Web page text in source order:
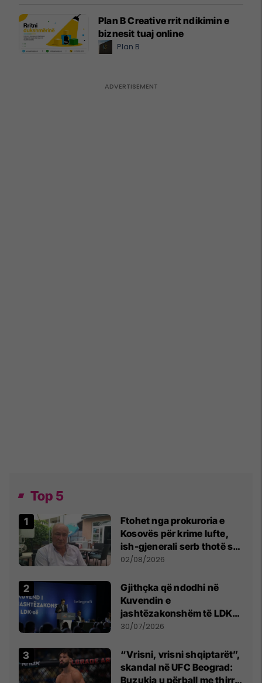
Plan B Creative rrit ndikimin e
biznesit tuaj online
Plan B
Top 5
Ftohet nga prokuroria e
Kosovës për krime lufte,
ish-gjenerali serb thotë se
dikush e tradhtoi në
02/08/2026
Gjithçka që ndodhi në
Kuvendin e
jashtëzakonshëm të LDK-
së
30/07/2026
“Vrisni, vrisni shqiptarët”,
skandal në UFC Beograd:
Buzukja u përball me thirrje